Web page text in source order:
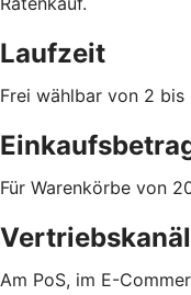
Laufzeit
Frei wählbar von 2
Für Warenkörbe von
Am PoS, im E-